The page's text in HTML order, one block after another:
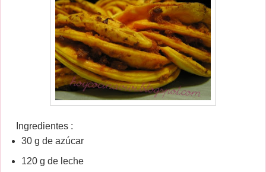
Ingredientes :
30 g de azúcar
120 g de leche